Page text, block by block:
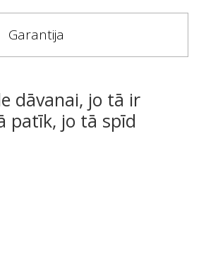
Garantija
dāvanai, jo tā ir
patīk, jo tā spīd